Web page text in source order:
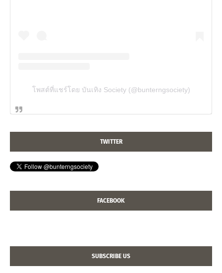
โพสต์ที่แชร์โดย บันเทิง Society (@bunterngsociety)
TWITTER
FACEBOOK
SUBSCRIBE US